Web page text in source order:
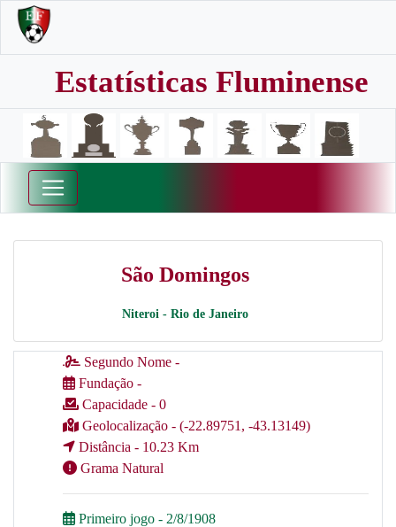
Estatísticas Fluminense
São Domingos
Niteroi - Rio de Janeiro
Segundo Nome -
Fundação -
Capacidade - 0
Geolocalização - (-22.89751, -43.13149)
Distância - 10.23 Km
Grama Natural
Primeiro jogo - 2/8/1908